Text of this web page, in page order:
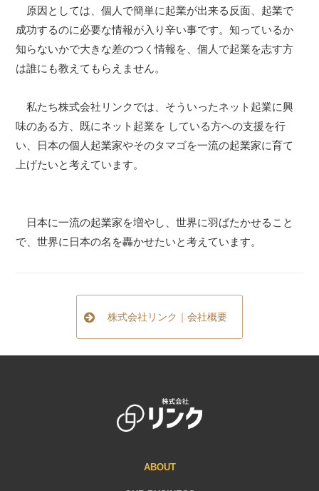
原因としては、個人で簡単に起業が出来る反面、起業で
成功するのに必要な情報が入り辛い事です。知っているか
知らないかで大きな差のつく情報を、個人で起業を志す方
は誰にも教えてもらえません。
私たち株式会社リンクでは、そういったネット起業に興
味のある方、既にネット起業を している方への支援を行
い、日本の個人起業家やそのタマゴを一流の起業家に育て
上げたいと考えています。
日本に一流の起業家を増やし、世界に羽ばたかせること
で、世界に日本の名を轟かせたいと考えています。
株式会社リンク｜会社概要
ABOUT